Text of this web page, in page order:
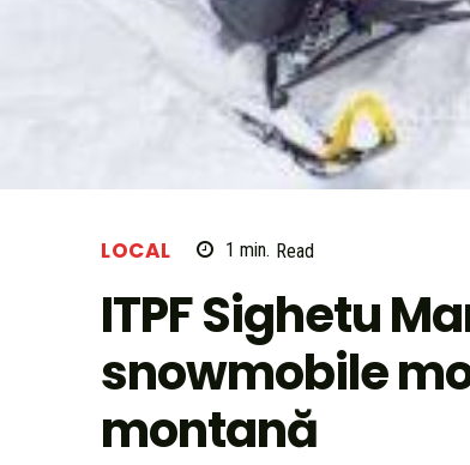
LOCAL 1 min. Read
ITPF Sighetu
snowmobile
montană